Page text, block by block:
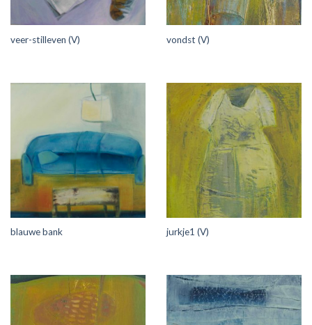
veer-stilleven (V) vondst (V)
blauwe bank jurkje1 (V)